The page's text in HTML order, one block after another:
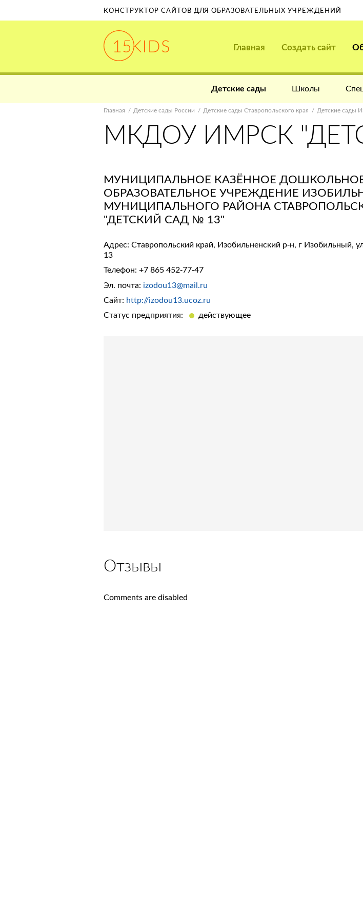
КОНСТРУКТОР САЙТОВ ДЛЯ ОБРАЗОВАТЕЛЬНЫХ УЧРЕЖДЕНИЙ
Главная Создать сайт
Детские сады Школы
Главная Детские сады России Детские сады Ставропольского края Детские сады
МКДОУ ИМРСК
МУНИЦИПАЛЬНОЕ КАЗЁННОЕ
ОБРАЗОВАТЕЛЬНОЕ УЧРЕЖДЕНИЕ
МУНИЦИПАЛЬНОГО РАЙОНА
"ДЕТСКИЙ САД № 13"
Адрес: Ставропольский край, Изобильненский р-н, г Изобильный,
13
Телефон: +7 865 452-77-47
Эл. почта: izodou13@mail.ru
Сайт: http://izodou13.ucoz.ru
Статус предприятия:
действующее
Отзывы
Comments are disabled